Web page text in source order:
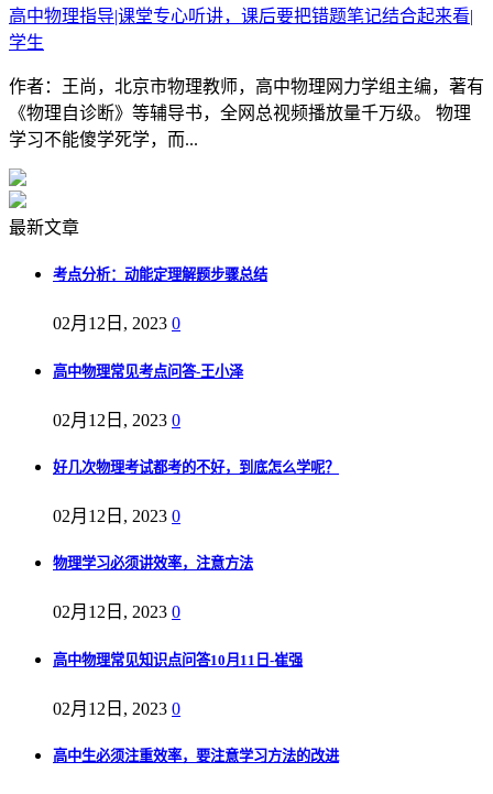
高中物理指导|课堂专心听讲，课后要把错题笔记结合起来看|
学生
作者：王尚，北京市物理教师，高中物理网力学组主编，著有
《物理自诊断》等辅导书，全网总视频播放量千万级。 物理
学习不能傻学死学，而...
最新文章
考点分析：动能定理解题步骤总结
02月12日, 2023 0
高中物理常见考点问答-王小泽
02月12日, 2023 0
好几次物理考试都考的不好，到底怎么学呢？
02月12日, 2023 0
物理学习必须讲效率，注意方法
02月12日, 2023 0
高中物理常见知识点问答10月11日-崔强
02月12日, 2023 0
高中生必须注重效率，要注意学习方法的改进